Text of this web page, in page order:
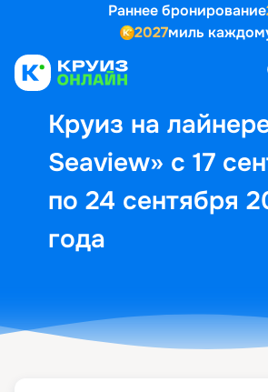
Раннее бронирование
2027миль
Круиз на
Seaview» с 17
по 24 сентября
года
Выбор кают